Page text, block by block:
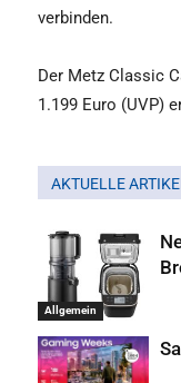
verbinden.
Der Metz Classic
1.199 Euro (UVP)
AKTUELLE
Allgemein